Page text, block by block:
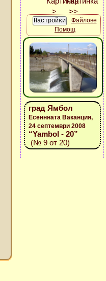
Файлове
Помощ
град Ямбол
Есеннната Ваканция,
24 септември 2008
“Yambol - 20”
(№ 9 от 20)